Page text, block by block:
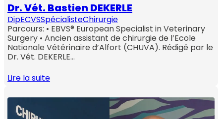
Dr. Vét. Bastien DEKERLE
DipECVSSpécialisteChirurgie
Parcours: • EBVS® European Specialist in Veterinary
Surgery • Ancien assistant de chirurgie de l’Ecole
Nationale Vétérinaire d’Alfort (CHUVA). Rédigé par le
Dr. Vét. DEKERLE…
Lire la suite